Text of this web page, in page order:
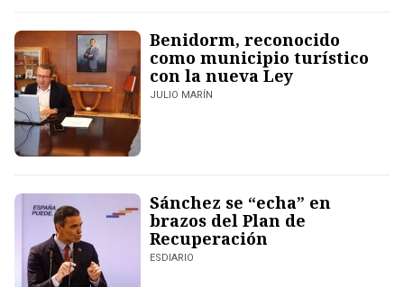
Benidorm, reconocido
como municipio turístico
con la nueva Ley
JULIO MARÍN
Sánchez se “echa” en
brazos del Plan de
Recuperación
ESDIARIO